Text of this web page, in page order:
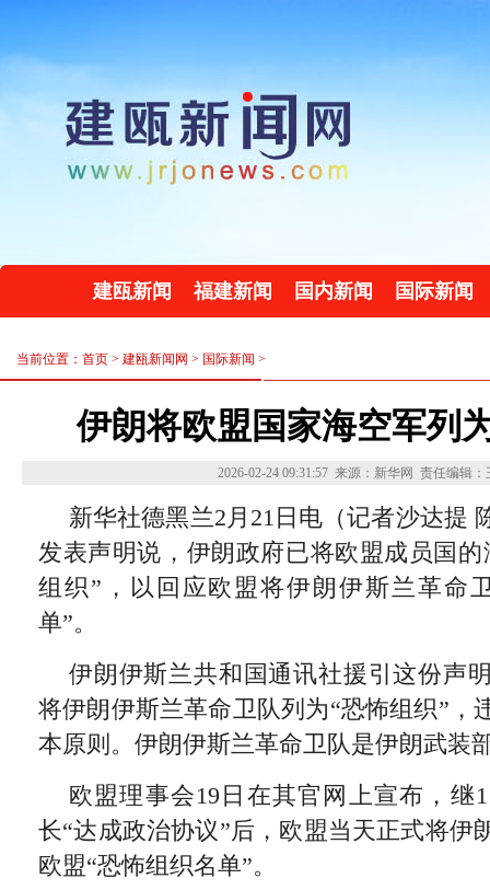
建瓯新闻 福建新闻 国内新闻 国际新闻
当前位置：首页 > 建瓯新闻网 > 国际新闻 >
伊朗将欧盟国家海空军列
2026-02-24 09:31:57 来源：新华网 责任编辑：
新华社德黑兰2月21日电（记者沙达提
发表声明说，伊朗政府已将欧盟成员国
组织”，以回应欧盟将伊朗伊斯兰革命
单”。
伊朗伊斯兰共和国通讯社援引这份声
将伊朗伊斯兰革命卫队列为“恐怖组织”，
本原则。伊朗伊斯兰革命卫队是伊朗武装
欧盟理事会19日在其官网上宣布，继
长“达成政治协议”后，欧盟当天正式将伊
欧盟“恐怖组织名单”。